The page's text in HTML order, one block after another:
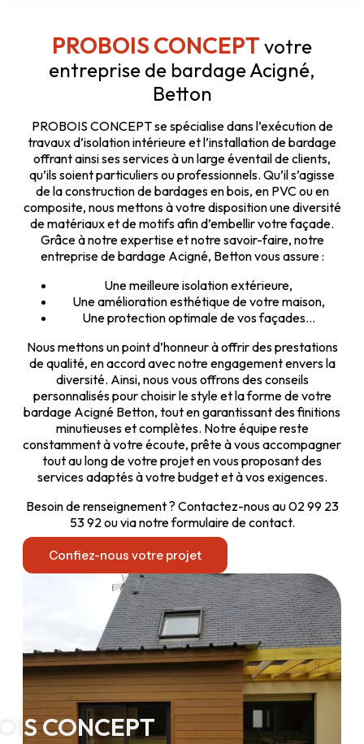
CONCEPT
PROBOIS CONCEPT votre
entreprise de bardage Acigné,
Betton
PROBOIS CONCEPT se spécialise dans l’exécution de
travaux d’isolation intérieure et l’installation de bardage
offrant ainsi ses services à un large éventail de clients,
qu’ils soient particuliers ou professionnels. Qu’il s’agisse
de la construction de bardages en bois, en PVC ou en
composite, nous mettons à votre disposition une diversité
de matériaux et de motifs afin d’embellir votre façade.
Grâce à notre expertise et notre savoir-faire, notre
entreprise de bardage Acigné, Betton vous assure :
Une meilleure isolation extérieure,
Une amélioration esthétique de votre maison,
Une protection optimale de vos façades…
Nous mettons un point d’honneur à offrir des prestations
de qualité, en accord avec notre engagement envers la
diversité. Ainsi, nous vous offrons des conseils
personnalisés pour choisir le style et la forme de votre
bardage Acigné Betton, tout en garantissant des finitions
minutieuses et complètes. Notre équipe reste
constamment à votre écoute, prête à vous accompagner
tout au long de votre projet en vous proposant des
services adaptés à votre budget et à vos exigences.
Besoin de renseignement ? Contactez-nous au 02 99 23
53 92 ou via notre formulaire de contact.
Confiez-nous votre projet